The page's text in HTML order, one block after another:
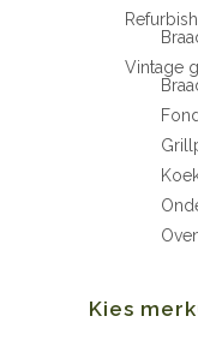
Vintage
Kies